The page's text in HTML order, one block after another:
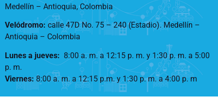
Medellín – Antioquia, Colombia
Velódromo: calle 47D No. 75 – 240 (Estadio). Medellín –
Antioquia – Colombia
Lunes a jueves: 8:00 a. m. a 12:15 p. m. y 1:30 p. m. a 5:00
p. m.
Viernes:8:00 a. m. a 12:15 p.m. y 1:30 p. m. a 4:00 p. m